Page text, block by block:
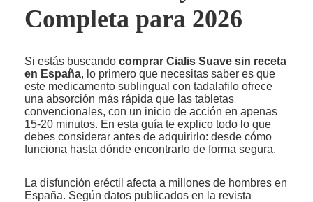
Completa para 2026
Si estás buscando comprar Cialis Suave sin receta
en España, lo primero que necesitas saber es que
este medicamento sublingual con tadalafilo ofrece
una absorción más rápida que las tabletas
convencionales, con un inicio de acción en apenas
15-20 minutos. En esta guía te explico todo lo que
debes considerar antes de adquirirlo: desde cómo
funciona hasta dónde encontrarlo de forma segura.
La disfunción eréctil afecta a millones de hombres en
España. Según datos publicados en la revista